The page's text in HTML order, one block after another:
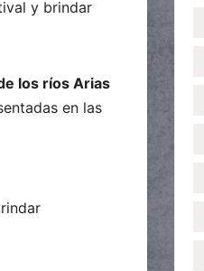
y brindar
los ríos Arias
en las